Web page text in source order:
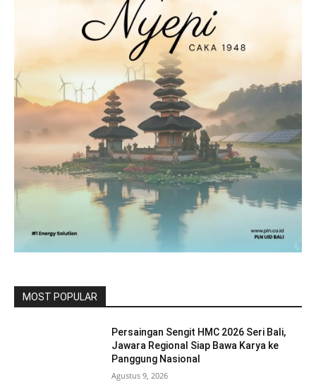
MOST POPULAR
Persaingan Sengit HMC 2026 Seri Bali,
Jawara Regional Siap Bawa Karya ke
Panggung Nasional
Agustus 9, 2026